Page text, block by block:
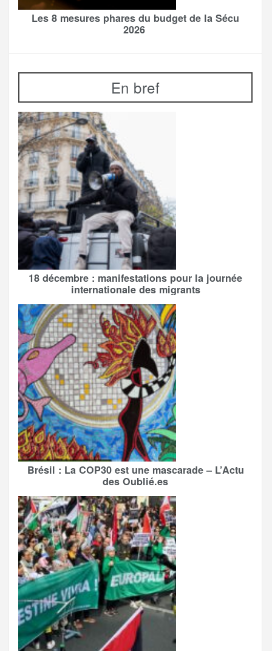
Les 8 mesures phares du budget de la Sécu
2026
En bref
18 décembre : manifestations pour la journée
internationale des migrants
Brésil : La COP30 est une mascarade – L’Actu
des Oublié.es